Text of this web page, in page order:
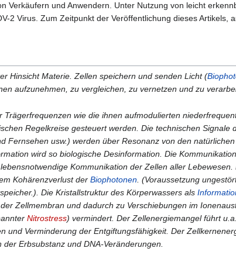
und Anwendern. Unter Nutzung von leicht
2 Virus. Zum Zeitpunkt der Veröffentlichung dieses Artikels,
Hinsicht Materie. Zellen speichern und senden Licht (
aufzunehmen, zu vergleichen, zu vernetzen und zu
wie die ihnen aufmodulierten
Regelkreise gesteuert werden. Die technischen Signale
Fernsehen usw.) werden über Resonanz von den
wird so biologische Desinformation. Die
Kommunikation der Zellen aller Lebewesen.
Kohärenzverlust derBiophotonen . (Voraussetzung
Die Kristallstruktur des Körperwassers als
Zellmembran und dadurch zu Verschiebungen im
Nitrostress) vermindert. Der Zellenergiemangel führt
Verminderung der Entgiftungsfähigkeit. Der
Erbsubstanz und DNA-Veränderungen.